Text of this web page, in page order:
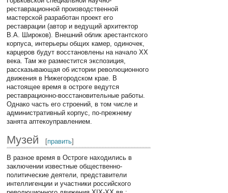
реставрационной производственной
мастерской разработан проект его
реставрации (автор и ведущий архитектор
В.А. Широков). Внешний облик арестантского
корпуса, интерьеры общих камер, одиночек,
карцеров будут восстановлены на начало XX
века. Там же разместится экспозиция,
рассказывающая об истории революционного
движения в Нижегородском крае. В
настоящее время в остроге ведутся
реставрационно-восстановительные работы.
Однако часть его строений, в том числе и
административный корпус, по-прежнему
занята аптекоуправлением.
Музей [править]
В разное время в Остроге находились в
заключении известные общественно-
политические деятели, представители
интеллигенции и участники российского